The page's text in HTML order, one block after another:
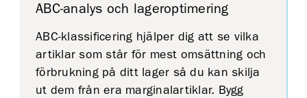
ABC-analys och lageroptimering
ABC-klassificering hjälper dig att se vilka
artiklar som står för mest omsättning och
förbrukning på ditt lager så du kan skilja
ut dem från era marginalartiklar. Bygg